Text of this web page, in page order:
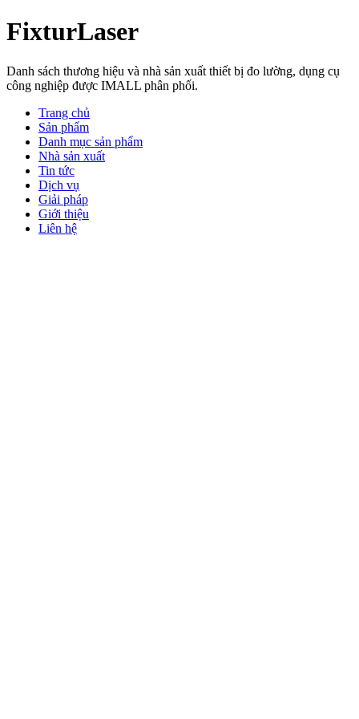
FixturLaser
Danh sách thương hiệu và nhà sản xuất thiết bị đo lường, dụng cụ
công nghiệp được IMALL phân phối.
Trang chủ
Sản phẩm
Danh mục sản phẩm
Nhà sản xuất
Tin tức
Dịch vụ
Giải pháp
Giới thiệu
Liên hệ